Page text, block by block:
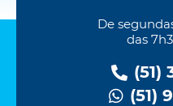
De
das
(51)
(51)